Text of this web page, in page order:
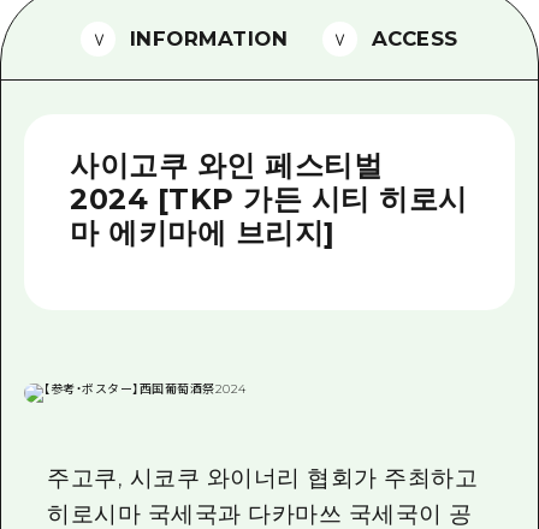
히로시마현내 매력을 동영상으로 소개!
자주 묻는 질문
재해가 발생했을 때의 교통 정보
관광 안내 책자
INFORMATION ACCESS
사이고쿠 와인 페스티벌
2024 [TKP 가든 시티 히로시
마 에키마에 브리지]
주고쿠, 시코쿠 와이너리 협회가 주최하고
히로시마 국세국과 다카마쓰 국세국이 공